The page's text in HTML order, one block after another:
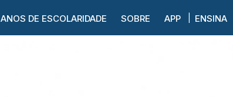
ANOS DE ESCOLARIDADE SOBRE APP ENSINA